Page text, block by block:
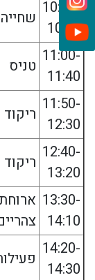
10:10-
10:50
שחייה
11:00-
11:40
טניס
11:50-
12:30
ריקוד
12:40-
13:20
ריקוד
13:30-
14:10
14:20-
14:30